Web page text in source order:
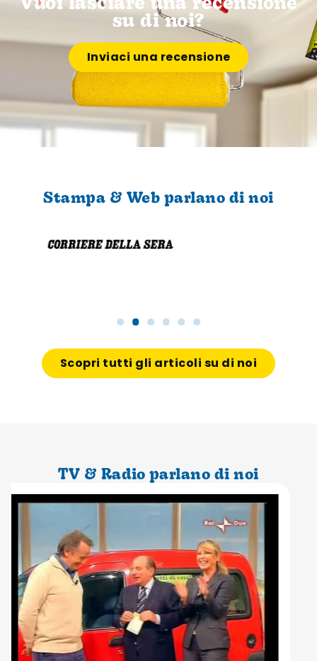
Vuoi lasciare una recensione
su di noi?
Inviaci una recensione
Stampa & Web parlano di noi
Scopri tutti gli articoli su di noi
TV & Radio parlano di noi